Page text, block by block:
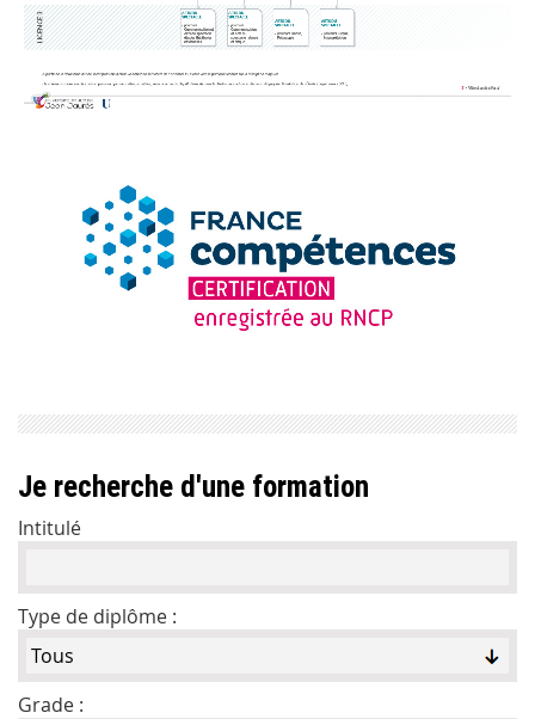
Je recherche d'une formation
Intitulé
Type de diplôme :
Grade :